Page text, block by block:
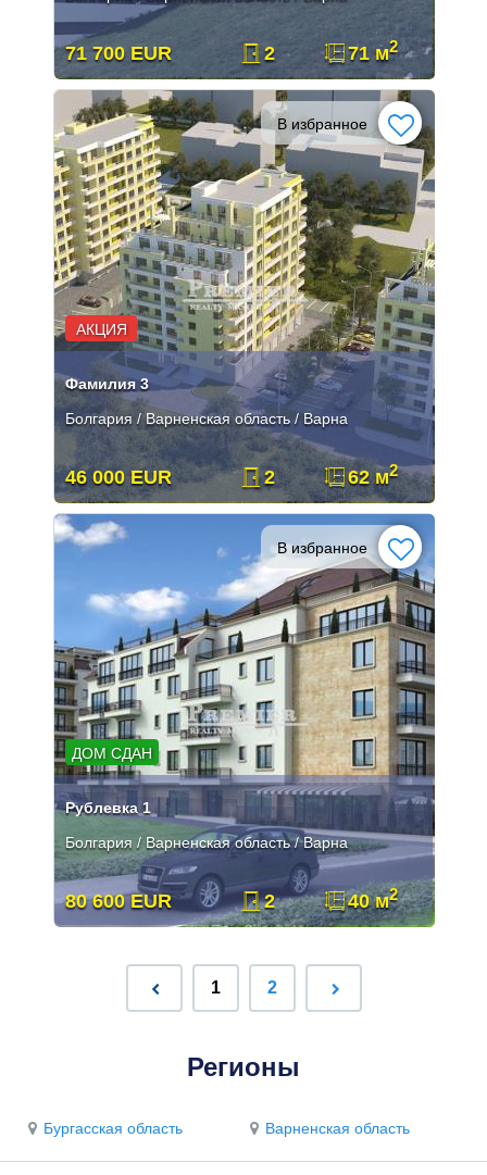
71 700 EUR 2 71 м2
В избранное
АКЦИЯ
Фамилия 3
Болгария / Варненская область / Варна
46 000 EUR 2 62 м2
В избранное
ДОМ СДАН
Рублевка 1
Болгария / Варненская область / Варна
80 600 EUR 2 40 м2
1 2
Регионы
Бургасская область Варненская область